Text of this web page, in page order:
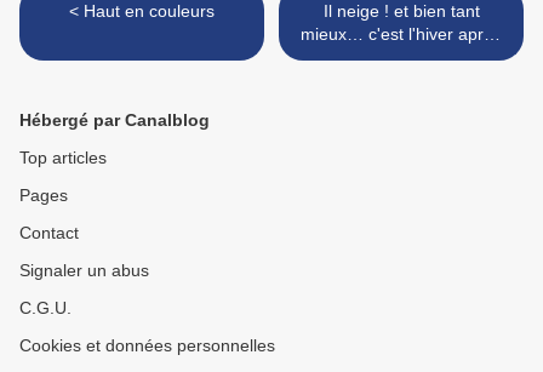
< Haut en couleurs
Il neige ! et bien tant
mieux… c'est l'hiver après
tout. >
Hébergé par Canalblog
Top articles
Pages
Contact
Signaler un abus
C.G.U.
Cookies et données personnelles